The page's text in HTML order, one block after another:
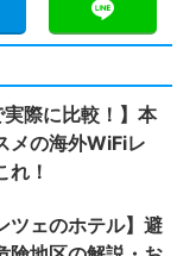
実際に比較！】本
メの海外WiFiレ
れ！
ツェのホテル】避